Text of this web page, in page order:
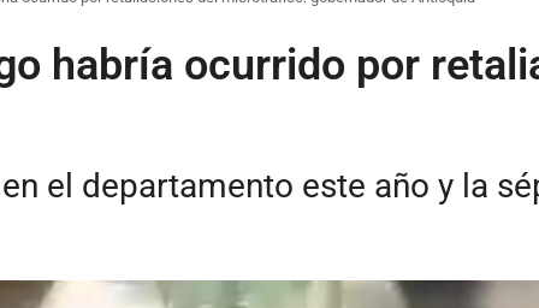
habría ocurrido por
el departamento este año y la